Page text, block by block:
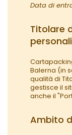
Data di
Titolare
personali
Balerna (in
qualità di
gestisce il
anche il
Ambito